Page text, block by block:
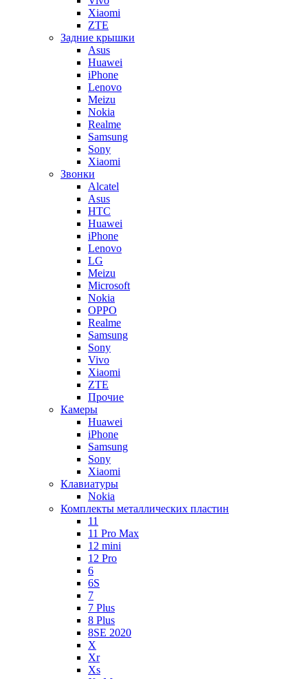
Xiaomi
ZTE
Задние крышки
Asus
Huawei
iPhone
Lenovo
Meizu
Nokia
Realme
Samsung
Sony
Xiaomi
Звонки
Alcatel
Asus
HTC
Huawei
iPhone
Lenovo
LG
Meizu
Microsoft
Nokia
OPPO
Realme
Samsung
Sony
Vivo
Xiaomi
ZTE
Прочие
Камеры
Huawei
iPhone
Samsung
Sony
Xiaomi
Клавиатуры
Nokia
Комплекты металлических пластин
11
11 Pro Max
12 mini
12 Pro
6
6S
7
7 Plus
8 Plus
8SE 2020
X
Xr
Xs